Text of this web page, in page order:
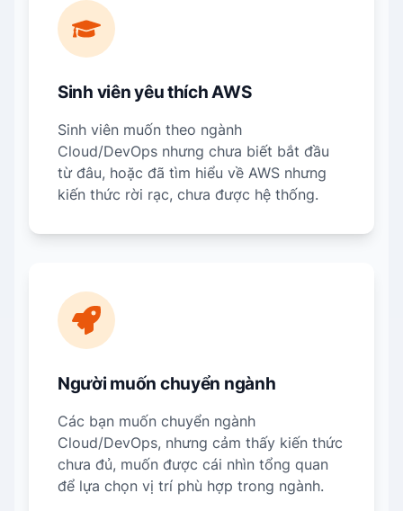
Sinh viên yêu thích AWS
Sinh viên muốn theo ngành
Cloud/DevOps nhưng chưa biết bắt đầu
từ đâu, hoặc đã tìm hiểu về AWS nhưng
kiến thức rời rạc, chưa được hệ thống.
Người muốn chuyển ngành
Các bạn muốn chuyển ngành
Cloud/DevOps, nhưng cảm thấy kiến thức
chưa đủ, muốn được cái nhìn tổng quan
để lựa chọn vị trí phù hợp trong ngành.